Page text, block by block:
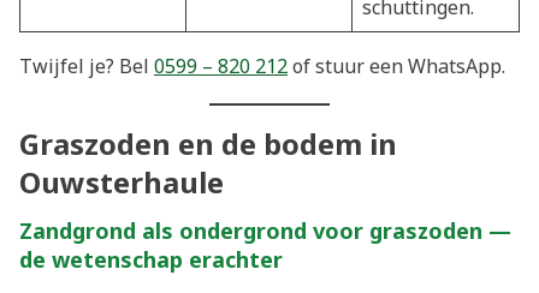
schuttingen.
Twijfel je? Bel 0599 – 820 212of stuur een WhatsApp.
Graszoden en de bodem in
Ouwsterhaule
Zandgrond als ondergrond voor graszoden —
de wetenschap erachter